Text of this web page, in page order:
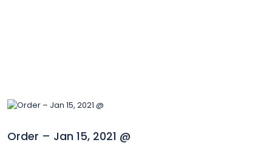
Order – Jan 15, 2021 @